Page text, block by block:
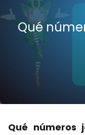
Qué
Qué números